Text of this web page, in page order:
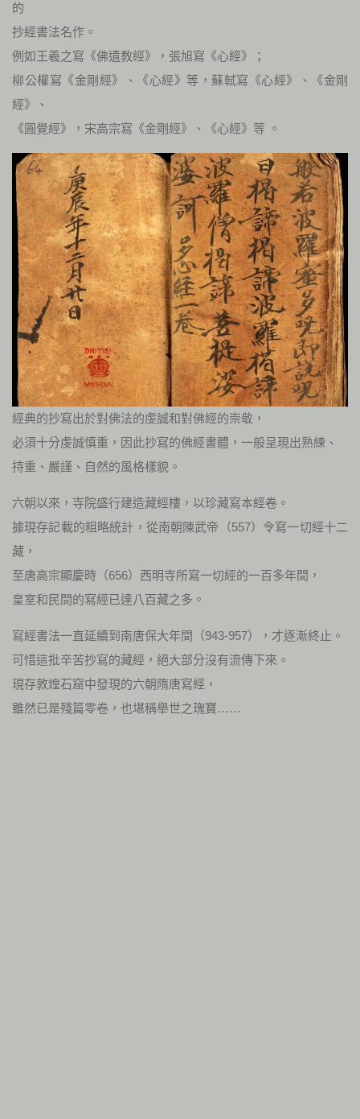
的
抄經書法名作。
例如王羲之寫《佛遺教經》，張旭寫《心經》；
柳公權寫《金剛經》、《心經》等，蘇軾寫《心經》、《金剛
經》、
《圓覺經》，宋高宗寫《金剛經》、《心經》等 。
經典的抄寫出於對佛法的虔誠和對佛經的崇敬，
必須十分虔誠慎重，因此抄寫的佛經書體，一般呈現出熟練、
持重、嚴謹、自然的風格樣貌。
六朝以來，寺院盛行建造藏經樓，以珍藏寫本經卷。
據現存記載的粗略統計，從南朝陳武帝（557）令寫一切經十二
藏，
至唐高宗顯慶時（656）西明寺所寫一切經的一百多年間，
皇室和民間的寫經已達八百藏之多。
寫經書法一直延續到南唐保大年間（943-957），才逐漸終止。
可惜這批辛苦抄寫的藏經，絕大部分沒有流傳下來。
現存敦煌石窟中發現的六朝隋唐寫經，
雖然已是殘篇零卷，也堪稱舉世之瑰寶……